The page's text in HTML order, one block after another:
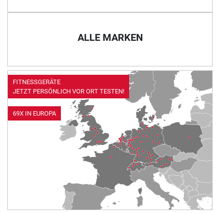
ALLE MARKEN
FITNESSGERÄTE
JETZT PERSÖNLICH VOR ORT TESTEN!
69X IN EUROPA